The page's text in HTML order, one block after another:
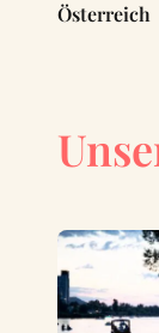
Österreich